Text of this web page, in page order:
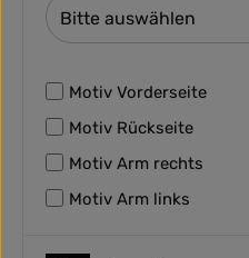
Motiv Vorderseite
Motiv Rückseite
Motiv Arm rechts
Motiv Arm links